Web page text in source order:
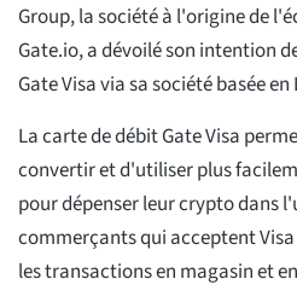
Group, la société à l'origine de
Gate.io, a dévoilé son intention
Gate Visa via sa société basée
La carte de débit Gate Visa
convertir et d'utiliser plus
pour dépenser leur crypto dans
commerçants qui acceptent
les transactions en magasin et